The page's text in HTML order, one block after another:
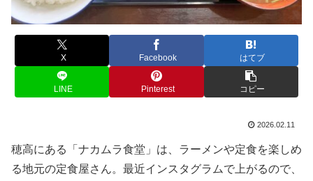
X Facebook はてブ
LINE Pinterest コピー
2026.02.11
穂高にある「ナカムラ食堂」は、ラーメンや定食を楽しめ
る地元の定食屋さん。最近インスタグラムで上がるので、